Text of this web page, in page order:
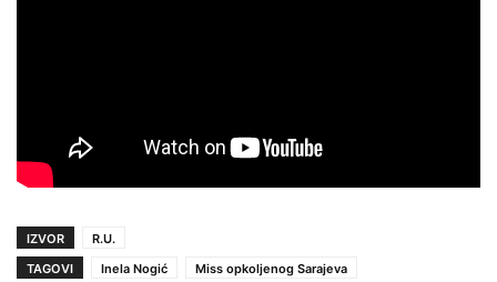
IZVOR
R.U.
TAGOVI
Inela Nogić
Miss opkoljenog Sarajeva